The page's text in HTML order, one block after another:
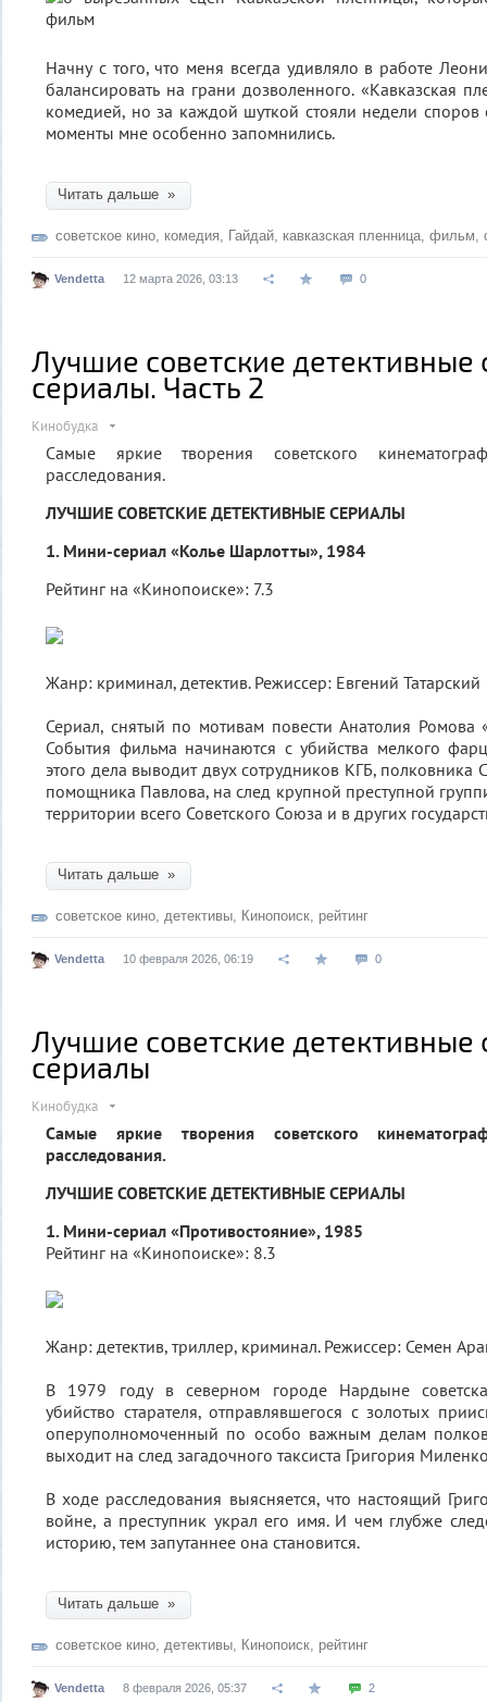
Начну с того, что меня всегда удивляло в работе
балансировать на грани дозволенного. «Кавказская
комедией, но за каждой шуткой стояли недели споров
моменты мне особенно запомнились.
Читать дальше »
советское кино, комедия, Гайдай, кавказская пленница, фильм,
Vendetta 12 марта 2026, 03:13 0
Лучшие советские
сериалы. Часть 2
Кинобудка
Самые яркие творения советского
расследования.
ЛУЧШИЕ СОВЕТСКИЕ ДЕТЕКТИВНЫЕ СЕРИАЛЫ
1. Мини-сериал «Колье Шарлотты», 1984
Рейтинг на «Кинопоиске»: 7.3
Жанр: криминал, детектив. Режиссер: Евгений Татарский
Сериал, снятый по мотивам повести Анатолия Ромова
События фильма начинаются с убийства мелкого
этого дела выводит двух сотрудников КГБ, полковника
помощника Павлова, на след крупной преступной
территории всего Советского Союза и в других
Читать дальше »
советское кино, детективы, Кинопоиск, рейтинг
Vendetta 10 февраля 2026, 06:19 0
Лучшие советские
сериалы
Кинобудка
Самые яркие творения советского
расследования.
ЛУЧШИЕ СОВЕТСКИЕ ДЕТЕКТИВНЫЕ СЕРИАЛЫ
1. Мини-сериал «Противостояние», 1985
Рейтинг на «Кинопоиске»: 8.3
Жанр: детектив, триллер, криминал. Режиссер: Семен
В 1979 году в северном городе Нардыне
убийство старателя, отправлявшегося с золотых
оперуполномоченный по особо важным делам
выходит на след загадочного таксиста Григория
В ходе расследования выясняется, что настоящий
войне, а преступник украл его имя. И чем глубже
историю, тем запутаннее она становится.
Читать дальше »
советское кино, детективы, Кинопоиск, рейтинг
Vendetta 8 февраля 2026, 05:37 2